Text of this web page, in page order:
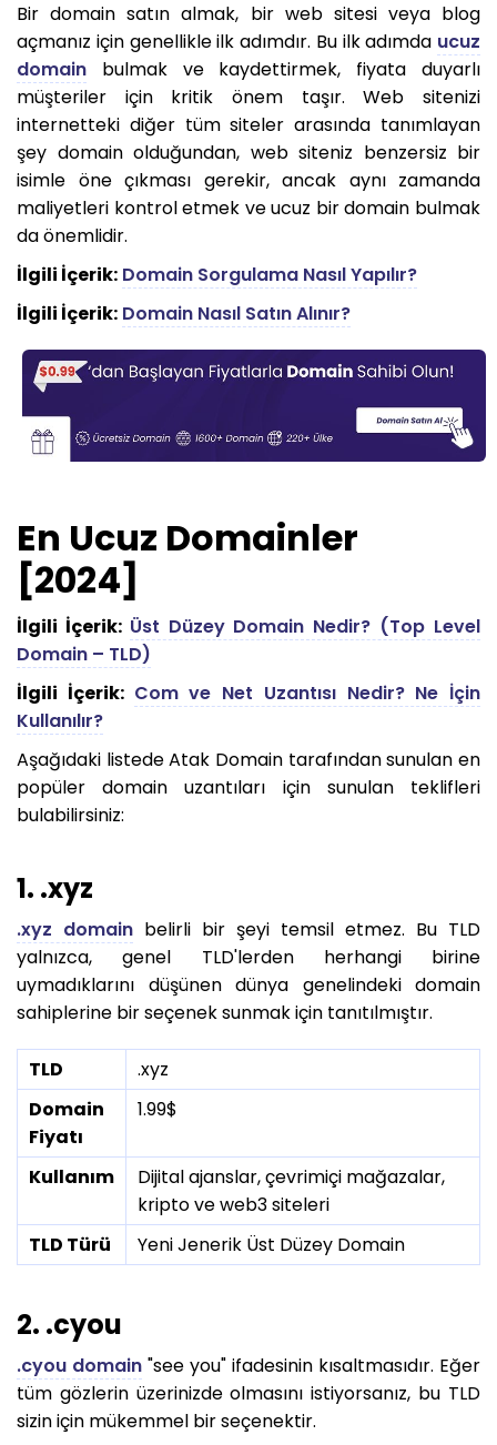
Bir domain satın almak, bir web sitesi veya blog
açmanız için genellikle ilk adımdır. Bu ilk adımda ucuz
domain bulmak ve kaydettirmek, fiyata duyarlı
müşteriler için kritik önem taşır. Web sitenizi
internetteki diğer tüm siteler arasında tanımlayan
şey domain olduğundan, web siteniz benzersiz bir
isimle öne çıkması gerekir, ancak aynı zamanda
maliyetleri kontrol etmek ve ucuz bir domain bulmak
da önemlidir.
İlgili İçerik: Domain Sorgulama Nasıl Yapılır?
İlgili İçerik: Domain Nasıl Satın Alınır?
En Ucuz Domainler
[2024]
İlgili İçerik: Üst Düzey Domain Nedir? (Top Level
Domain – TLD)
İlgili İçerik: Com ve Net Uzantısı Nedir? Ne İçin
Kullanılır?
Aşağıdaki listede Atak Domain tarafından sunulan en
popüler domain uzantıları için sunulan teklifleri
bulabilirsiniz:
1. .xyz
.xyz domain belirli bir şeyi temsil etmez. Bu TLD
yalnızca, genel TLD'lerden herhangi birine
uymadıklarını düşünen dünya genelindeki domain
sahiplerine bir seçenek sunmak için tanıtılmıştır.
TLD
.xyz
Domain
Fiyatı
1.99$
Kullanım
Dijital ajanslar, çevrimiçi mağazalar,
kripto ve web3 siteleri
TLD Türü
Yeni Jenerik Üst Düzey Domain
2. .cyou
.cyou domain "see you" ifadesinin kısaltmasıdır. Eğer
tüm gözlerin üzerinizde olmasını istiyorsanız, bu TLD
sizin için mükemmel bir seçenektir.